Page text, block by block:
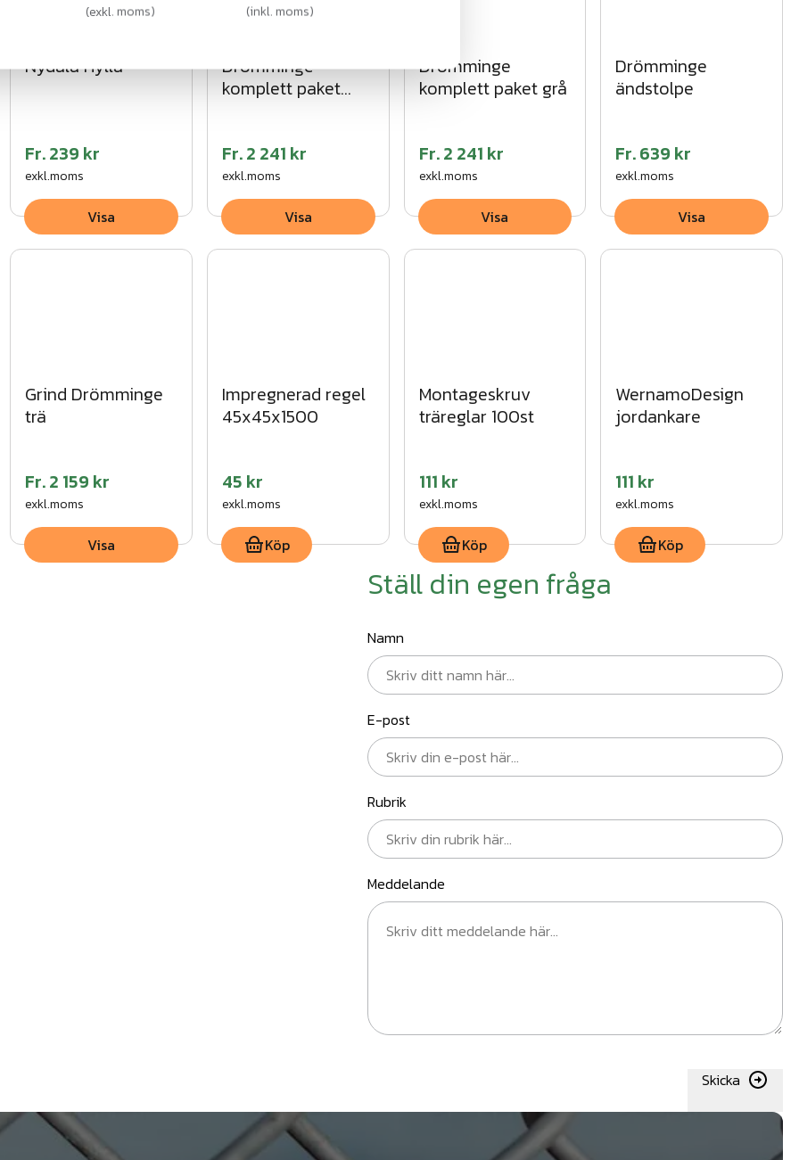
Nydala Hylla
Fr.239 kr
exkl.moms
Visa
Drömminge
komplett paket
Fr.2 241 kr
exkl.moms
Visa
Drömminge
komplett paket grå
Fr.2 241 kr
exkl.moms
Visa
Drömminge
ändstolpe
Fr.639 kr
exkl.moms
Visa
Grind Drömminge
trä
Fr.2 159 kr
exkl.moms
Visa
Impregnerad regel
45x45x1500
45 kr
exkl.moms
Köp
Montageskruv
träreglar 100st
111 kr
exkl.moms
Köp
WernamoDesign
jordankare
111 kr
exkl.moms
Köp
Ställ din egen fråga
Namn
E-post
Rubrik
Meddelande
Skicka
(exkl. moms) (inkl. moms)